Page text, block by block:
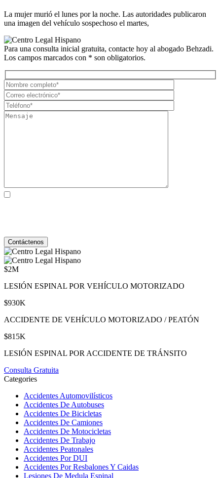
La mujer murió el lunes por la noche. Las autoridades publicaron
una imagen del vehículo sospechoso el martes,
Para una consulta inicial gratuita, contacte hoy al abogado Behzadi.
Los campos marcados con * son obligatorios.
$2M
LESIÓN ESPINAL POR VEHÍCULO MOTORIZADO
$930K
ACCIDENTE DE VEHÍCULO MOTORIZADO / PEATÓN
$815K
LESIÓN ESPINAL POR ACCIDENTE DE TRÁNSITO
Consulta Gratuita
Categories
Accidentes Automovilísticos
Accidentes De Autobuses
Accidentes De Bicicletas
Accidentes De Camiones
Accidentes De Motocicletas
Accidentes De Trabajo
Accidentes Peatonales
Accidentes Por DUI
Accidentes Por Resbalones Y Caidas
Lesiones De Medula Espinal